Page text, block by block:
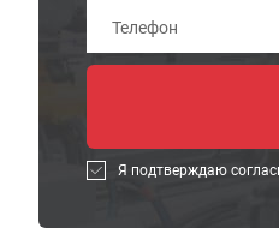
Я подтверждаю